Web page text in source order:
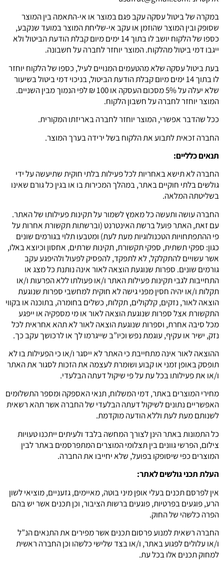
במקרה של ביטול עסקה עקב פגם במוצר או אי-התאמה בין המוצר
שסופק ובין המוצר שהוזמן או עקב אי-שליחת המוצר במועד שנקבע,
כספו של הלקוח יושב לו בתוך 14 ימים מיום קבלת הודעת הביטול ולא
ייגבו דמי ביטול מהלקוח. המוצר יוחזר לחברה על חשבונה.
בעת ביטול עסקה שלא מהטעמים המנויים לעיל, כספו של הלקוח יוחזר
לו בתוך 14 ימים מיום קבלת הודעת הביטול, בניכוי דמי ביטול בשיעור
שלא יעלה על 5% מסכום העסקה או 100 ₪ לפי הנמוך מבין השניים.
המוצר יוחזר לחברה על חשבון הלקוח.
ככל שהדבר אפשרי, המוצר יוחזר לחברה באריזתו המקורית.
החברה זכאית לתבוע את הלקוח בשל ירידה בערך המוצר.
תנאים כלליים:
החברה לא תישא באחריות לכל פעילות בלתי חוקית שתיעשה על ידי
גולשים בלתי חוקיים באתר, במהלך המכירות בו או בגין כל גורם שאינו
בשליטתה המלאה.
החברה עושה ותעשה כל מאמץ לשמור על תקינות פעילותו של האתר.
עם זאת, האתר פועל ברשת האינטרנט (וברשתות תקשורת אחרות על
פי ההתפתחויות הטכנולוגיות מעת לעת) ומטבעו תלוי בגורמים שונים
כגון: ספקי תשתית, ספקי תקשורת, תקינות שרתים, אחסון וכיוצא באלו,
אשר עשויים להתקלקל, לא לתפקד, להפסיק לפעול ולהיפגע עקב
גורמים שונים. ספרות שנוגעת הוצאה לאור אינה נותנת כל מצג או
התחייבות לגבי תקינות פעילות האתר ו/או פעולתו ללא הפרעות ו/או
תקלות ו/או יהיה חסין מפני גישה לא חוקית למחשבי ספרות שנוגעת
הוצאה לאור, נזקים, קלקולים, תקלות, כשלים בחומרה, בתוכנה או בקווי
התקשורת אצל ספרות שנוגעת הוצאה לאור או מי מספקיה או ייפגע
מכל סיבה אחרת, וספרות שנוגעת הוצאה לאור לא תהא אחראית לכל
נזק, ישיר או עקיף, עוגמת נפש וכיו”ב שייגרמו לך או לרכושך עקב כך.
ההוצאה לאור אינה מתחייבת כי האתר לא ייסגר ו/או כי הפעילות בו לא
תופסק באופן זמני או קבוע ושומרת לעצמה את הזכות לסגור את האתר
ו/או את פעילותו בכל עת על פי שיקול דעתה הבלעדי.
מחירי המוצרים באתר, דמי המשלוח, תנאי האספקה ומספר התשלומים
האפשריים נתונים לשיקול דעתה הבלעדי של החברה אשר תהא רשאית
לשנותם מעת לעת וללא הודעה מוקדמת.
כל התמונות באתר הינן לצורך המחשה בלבד ולעיתים ייתכנו טעויות
צילום, הפרשי גוונים בין תצלומי המוצרים המתפרסמים באתר לבין
המוצרים כפי שיסופקו בפועל, שלא יחייבו את החברה.
העלת תכני גולשים לאתר:
אין לפרסם תכנים בעלי אופן מיני בוטה, מאיימים, גזעניים, מוציאי לשון
הרע, פוגעים בפרטיות, פוגעים ברשות הציבור, וכן תכנים אשר יש בהם
הפרה כלשהי של החוק.
החברה רשאית למנוע פרסום תכנים אשר מפירים את התנאים הנ”ל
ו/או עלולים לפגוע באתר, ו/או בצד שלישי כלשהו וכן החברה ראשית
למחוק תכנים אלו בכל עת.